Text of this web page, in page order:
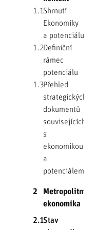
1.1Shrnutí
Ekonomiky
a potenciálu
1.2Definiční
rámec
potenciálu
1.3Přehled
strategických
dokumentů
souvisejících
s
ekonomikou
a
potenciálem
2
Metropolitní
ekonomika
2.1Stav